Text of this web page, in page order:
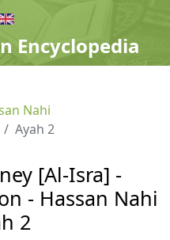
Encyclopedia
Nahi
Ayah 2
[Al-Isra] -
- Hassan Nahi
2